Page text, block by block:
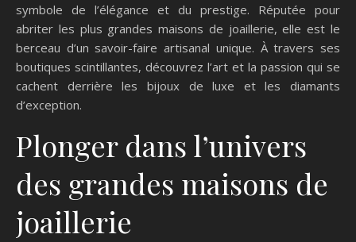
symbole de l’élégance et du prestige. Réputée pour
abriter les plus grandes maisons de joaillerie, elle est le
berceau d’un savoir-faire artisanal unique. À travers ses
boutiques scintillantes, découvrez l’art et la passion qui se
cachent derrière les bijoux de luxe et les diamants
d’exception.
Plonger dans l’univers
des grandes maisons de
joaillerie